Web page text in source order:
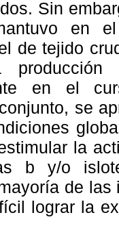
Sin
en
de tejido
en el
se
la
b y/o
de
lograr la